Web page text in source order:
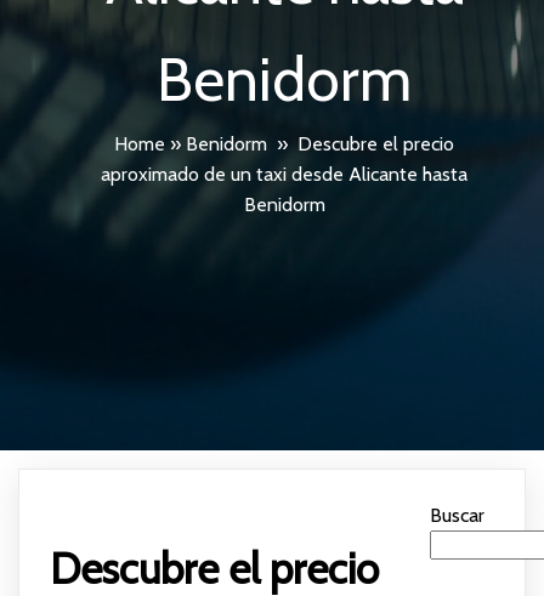
Benidorm
Home » Benidorm » Descubre el precio
aproximado de un taxi desde Alicante hasta
Benidorm
Descubre el precio
Buscar